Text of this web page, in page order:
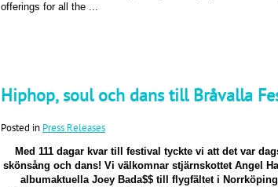
offerings for all the ...
Hiphop, soul och dans till Bråvalla
Posted in Press Releases
Med 111 dagar kvar till festival tyckte vi att det var
skönsång och dans! Vi välkomnar stjärnskottet Angel
albumaktuella Joey Bada$$ till flygfältet i